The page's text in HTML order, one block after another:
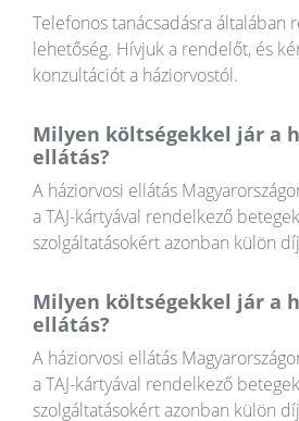
Telefonos tanácsadásra általában
lehetőség. Hívjuk a rendelőt, és
konzultációt a háziorvostól.
Milyen költségekkel jár a
ellátás?
A háziorvosi ellátás
a TAJ-kártyával rendelkező
szolgáltatásokért azonban külön
Milyen költségekkel jár a
ellátás?
A háziorvosi ellátás
a TAJ-kártyával rendelkező
szolgáltatásokért azonban külön